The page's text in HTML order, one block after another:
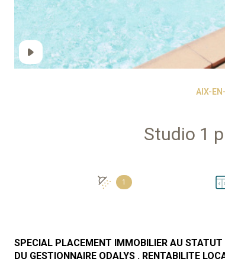
AIX-
1
SPECIAL PLACEMENT IMMOBILIER AU
DU GESTIONNAIRE ODALYS . RENTABILITE